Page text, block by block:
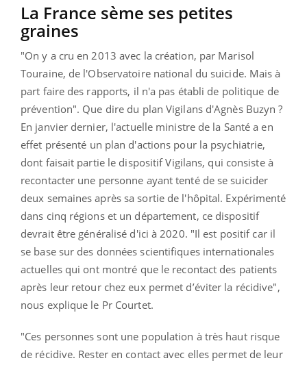
La France sème ses petites
graines
"On y a cru en 2013 avec la création, par Marisol
Touraine, de l'Observatoire national du suicide. Mais à
part faire des rapports, il n'a pas établi de politique de
prévention". Que dire du plan Vigilans d'Agnès Buzyn ?
En janvier dernier, l'actuelle ministre de la Santé a en
effet présenté un plan d'actions pour la psychiatrie,
dont faisait partie le dispositif Vigilans, qui consiste à
recontacter une personne ayant tenté de se suicider
deux semaines après sa sortie de l'hôpital. Expérimenté
dans cinq régions et un département, ce dispositif
devrait être généralisé d'ici à 2020. "Il est positif car il
se base sur des données scientifiques internationales
actuelles qui ont montré que le recontact des patients
après leur retour chez eux permet d’éviter la récidive",
nous explique le Pr Courtet.
"Ces personnes sont une population à très haut risque
de récidive. Rester en contact avec elles permet de leur